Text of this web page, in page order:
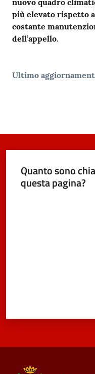
nuovo quadro
più elevato rispetto
costante
dell’appello.
Ultimo
Quanto sono
questa pagina?